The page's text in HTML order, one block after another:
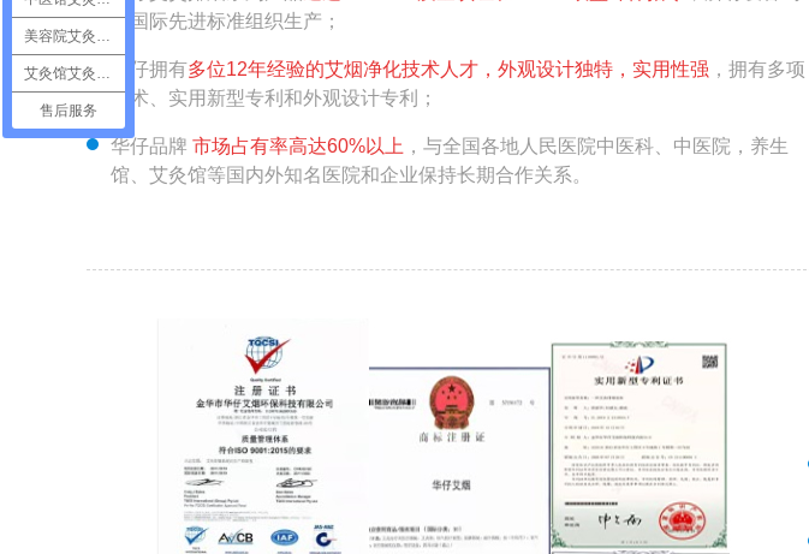
按国际先进标准组织生产；
华仔拥有多位12年经验的艾烟净化技术人才，外观设计独特，实用性强 ，拥有多项
技术、实用新型专利和外观设计专利；
华仔品牌 市场占有率高达60%以上 ，与全国各地人民医院中医科、中医院，养生
馆、艾灸馆等国内外知名医院和企业保持长期合作关系。
美容院艾灸排烟
艾灸馆艾灸排烟
售后服务